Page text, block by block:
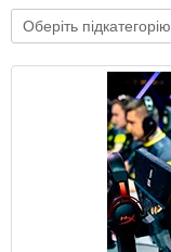
Оберіть підкатегорію